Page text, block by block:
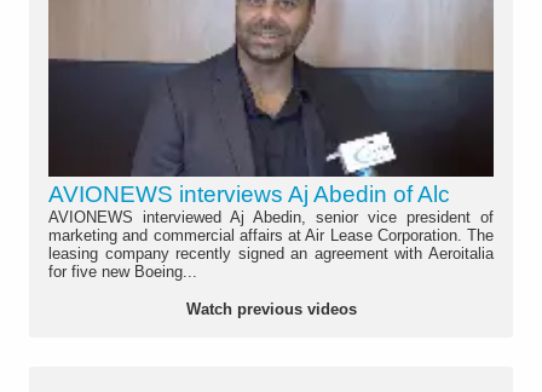
AVIONEWS interviews Aj Abedin of Alc
AVIONEWS interviewed Aj Abedin, senior vice president of
marketing and commercial affairs at Air Lease Corporation. The
leasing company recently signed an agreement with Aeroitalia
for five new Boeing...
Watch previous videos